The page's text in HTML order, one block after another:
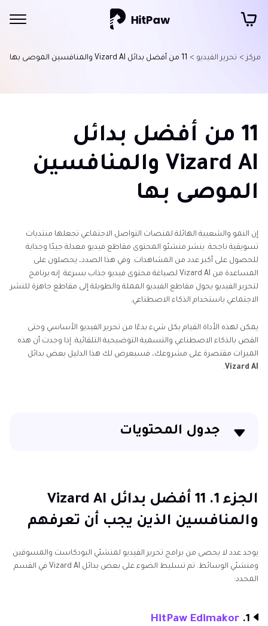
مركز > تحرير الفيديو > 11 من أفضل بدائل Vizard AI والمنافسين الموصى بها
11 من أفضل بدائل
Vizard AI والمنافسين
الموصى بها
إن النمو والشعبية الهائلة لمنصات التواصل الاجتماعي تجعلها منتديات
تسويقية ناجحة. ينشر منشئو المحتوى مقاطع فيديو معدلة جيدًا وجذابة
للحصول على أكبر عدد من المشاهدات. وفي هذا الصدد، يحصلون على
المساعدة من Vizard AI لصياغة محتوى فيديو جذاب بسرعة. إنه برنامج
لتحرير الفيديو يحول مقاطع الفيديو المملة والطويلة إلى مقاطع جاهزة للنشر
الاجتماعي باستخدام الذكاء الاصطناعي.
يمكن لهذه الأداة القيام بكل شيء بدءًا من تحرير الفيديو الأساسي وحتى
القص بالذكاء الاصطناعي والتسمية التوضيحية التلقائية. إذا وجدت أن هذه
الميزات مقتصرة على مشروعك، فسيعرض لك هذا الدليل بعض بدائل
Vizard AI
.
جدول المحتويات
الجزء 2. جدول المقارنة بين Vizard AI و11 بديل آخر
الجزء 1. 11 أفضل بدائل Vizard AI
والمنافسين الذين يجب أن تعرفهم
يوجد عدد لا يحصى من برامج تحرير الفيديو لمنشئي البودكاست والمسوقين
ومنشئي الوسائط. تم تسليط الضوء على بعض بدائل Vizard AI في القسم
المحدد:
1.
HitPaw Edimakor